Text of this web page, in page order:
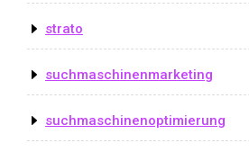
strato
suchmaschinenmarketing
suchmaschinenoptimierung